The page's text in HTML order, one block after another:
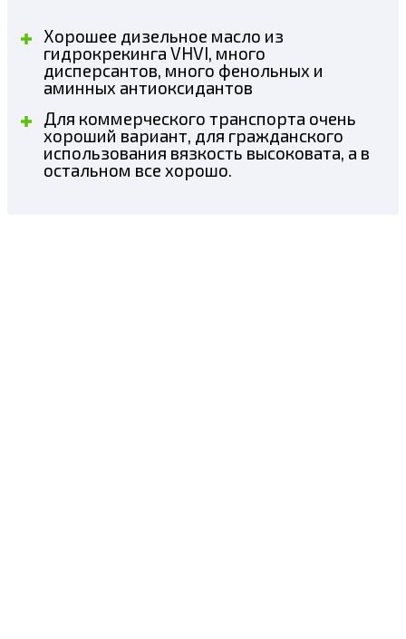
Хорошее дизельное масло из
гидрокрекинга VHVI, много
дисперсантов, много фенольных и
аминных антиоксидантов
Для коммерческого транспорта очень
хороший вариант, для гражданского
использования вязкость высоковата, а в
остальном все хорошо.